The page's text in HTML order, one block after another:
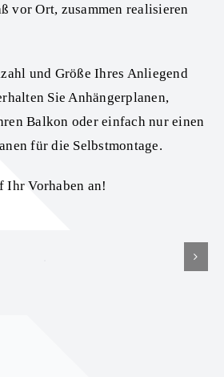
vor Ort, zusammen realisieren
und Größe Ihres Anliegend
Sie Anhängerplanen,
Balkon oder einfach nur einen
für die Selbstmontage.
Ihr Vorhaben an!